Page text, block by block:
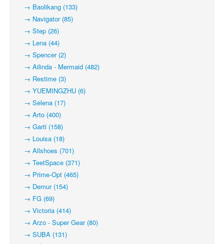
→ Baolikang (133)
→ Navigator (85)
→ Step (26)
→ Lena (44)
→ Spencer (2)
→ Ailinda - Mermaid (482)
→ Restime (3)
→ YUEMINGZHU (6)
→ Selena (17)
→ Arto (400)
→ Garti (158)
→ Louisa (18)
→ Allshoes (701)
→ TeetSpace (371)
→ Prime-Opt (465)
→ Demur (154)
→ FG (69)
→ Victoria (414)
→ Arzo - Super Gear (80)
→ SUBA (131)